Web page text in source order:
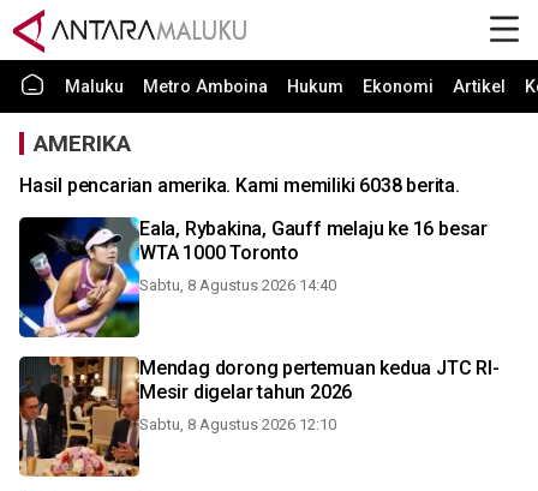
Maluku Metro Amboina Hukum Ekonomi Artikel
AMERIKA
Hasil pencarian amerika. Kami memiliki 6038 berita.
Eala, Rybakina, Gauff melaju ke 16 besar
WTA 1000 Toronto
Sabtu, 8 Agustus 2026 14:40
Mendag dorong pertemuan kedua JTC RI-
Mesir digelar tahun 2026
Sabtu, 8 Agustus 2026 12:10